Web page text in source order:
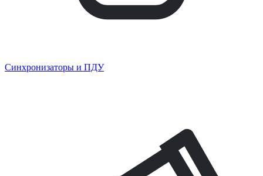
Синхронизаторы и ПДУ